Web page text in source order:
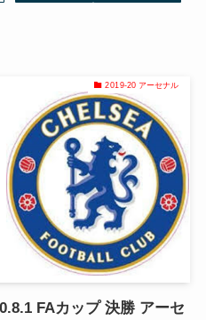
2019-20 アーセナル
FAカップ 決勝 アーセ